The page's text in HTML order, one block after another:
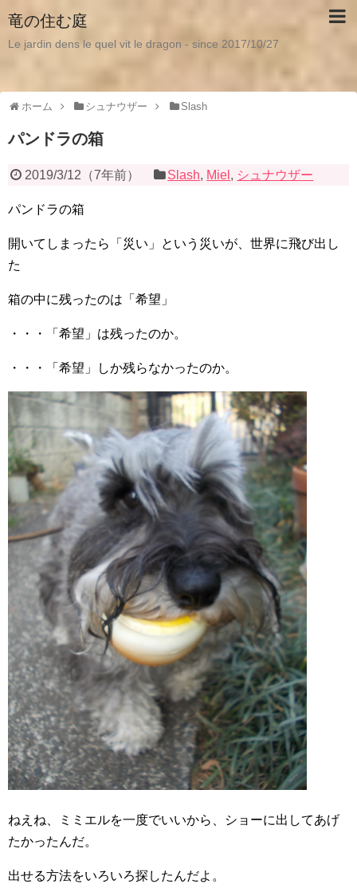
竜の住む庭
Le jardin dens le quel vit le dragon - since 2017/10/27
ホーム シュナウザー Slash
パンドラの箱
2019/3/12 （7年前） Slash, Miel , シュナウザー
パンドラの箱
開いてしまったら「災い」という災いが、世界に飛び出し
た
箱の中に残ったのは「希望」
・・・「希望」は残ったのか。
・・・「希望」しか残らなかったのか。
ねえね、ミミエルを一度でいいから、ショーに出してあげ
たかったんだ。
出せる方法をいろいろ探したんだよ。